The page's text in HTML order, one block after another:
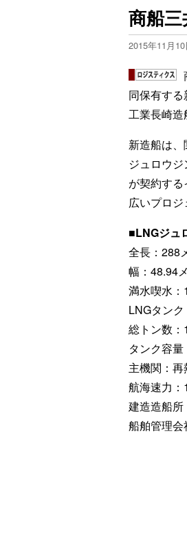
商船
2015年11月
同保有す
工業長崎造
新造船は
ジュロウ
が契約す
広いプロジ
■LNGジュ
全長：288
幅：48.94
満水喫水
LNGタン
総トン数
タンク容
主機関：
航海速力：
建造造船
船舶管理